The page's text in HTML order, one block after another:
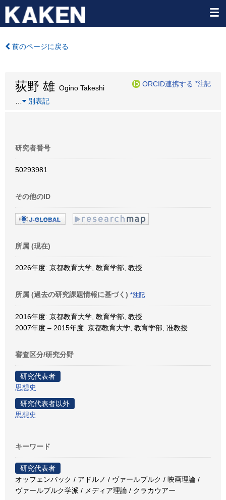
前のページに戻る
荻野 雄 Ogino Takeshi
ORCID連携する *注記
別表記
研究者番号
50293981
その他のID
所属 (現在)
2026年度: 京都教育大学, 教育学部, 教授
所属 (過去の研究課題情報に基づく) *注記
2016年度: 京都教育大学, 教育学部, 教授
2007年度 – 2015年度: 京都教育大学, 教育学部, 准教授
審査区分/研究分野
研究代表者
思想史
研究代表者以外
思想史
キーワード
研究代表者
オッフェンバック / アドルノ / ヴァールブルク / 映画理論 /
ヴァールブルク学派 / メディア理論 / クラカウアー